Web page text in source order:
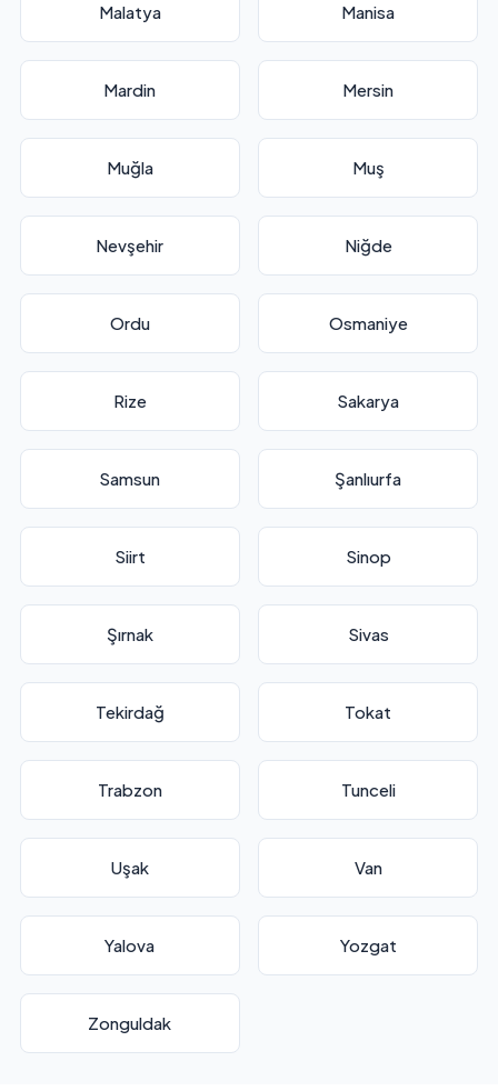
Malatya Manisa
Mardin Mersin
Muğla Muş
Nevşehir Niğde
Ordu Osmaniye
Rize Sakarya
Samsun Şanlıurfa
Siirt Sinop
Şırnak Sivas
Tekirdağ Tokat
Trabzon Tunceli
Uşak Van
Yalova Yozgat
Zonguldak